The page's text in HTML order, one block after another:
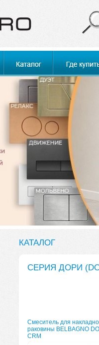
КАТАЛОГ
СЕРИЯ ДОРИ
Смеситель для
раковины BELBAGNO
CRM